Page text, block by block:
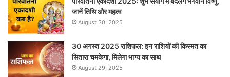
जानें तिथि और महत्व
August 30, 2025
30 अगस्त 2025 राशिफल: इन राशियों की किस्मत का
सितारा चमकेगा, मिलेगा भाग्य का साथ
August 29, 2025